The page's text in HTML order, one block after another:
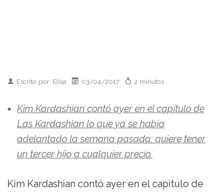
Escrito por: Elisa 03/04/2017 2 minutos
Kim Kardashian contó ayer en el capítulo de
Las Kardashian lo que ya se había
adelantado la semana pasada: quiere tener
un tercer hijo a cualquier precio.
Kim Kardashian contó ayer en el capítulo de